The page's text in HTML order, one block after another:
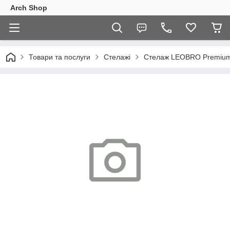
Arch Shop
Товари та послуги Стелажі Стелаж LEOBRO